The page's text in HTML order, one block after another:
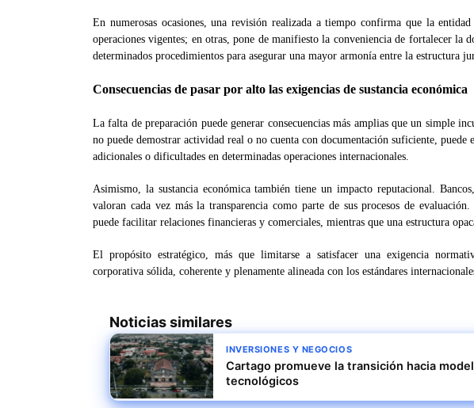
En numerosas ocasiones, una revisión realizada a tiempo confirma que la entidad
operaciones vigentes; en otras, pone de manifiesto la conveniencia de fortalecer la
determinados procedimientos para asegurar una mayor armonía entre la estructura
Consecuencias de pasar por alto las exigencias de sustancia económica
La falta de preparación puede generar consecuencias más amplias que un simple
no puede demostrar actividad real o no cuenta con documentación suficiente,
adicionales o dificultades en determinadas operaciones internacionales.
Asimismo, la sustancia económica también tiene un impacto reputacional.
valoran cada vez más la transparencia como parte de sus procesos de
puede facilitar relaciones financieras y comerciales, mientras que una estructura
El propósito estratégico, más que limitarse a satisfacer una exigencia
corporativa sólida, coherente y plenamente alineada con los estándares
Noticias similares
INVERSIONES Y NEGOCIOS
Cartago promueve la transición hacia
tecnológicos